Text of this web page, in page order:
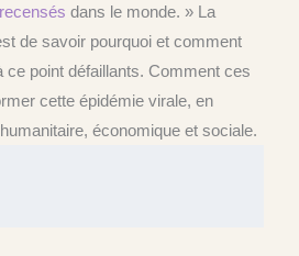
recensés dans le monde. » La
de savoir pourquoi et comment
ce point défaillants. Comment ces
cette épidémie virale, en
économique et sociale.